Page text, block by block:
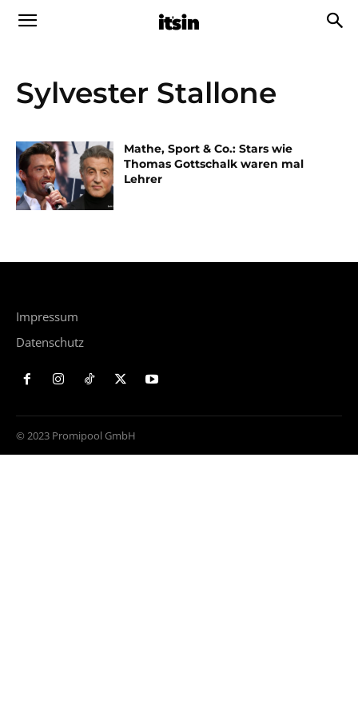
Sylvester Stallone
Mathe, Sport & Co.: Stars wie
Thomas Gottschalk waren mal
Lehrer
Impressum
Datenschutz
© 2023 Promipool GmbH